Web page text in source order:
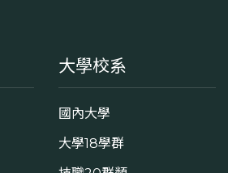
大學校系
國內大學
大學18學群